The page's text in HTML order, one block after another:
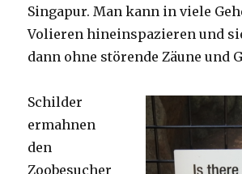
Singapur. Man kann in viele
Volieren hineinspazieren und
dann ohne störende Zäune und
Schilder
ermahnen
den
Zoobesucher